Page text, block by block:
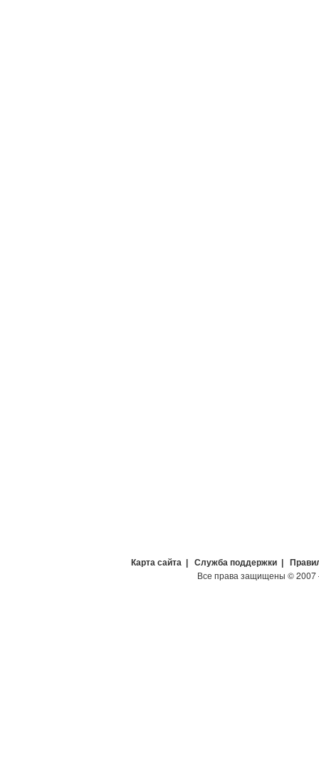
Карта сайта | Служба поддержки |
Все права защищены ©2007